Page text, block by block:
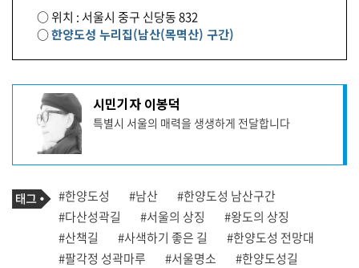
○ 위치 : 서울시 중구 신당동 832
○한양도성 누리집(남산(목멱산) 구간)
프
필
시민기자 이봉덕
특별시 서울의 매력을 생생하게 전달합니다
기
사
관
련
태
그
태
그
#한양도성 #남산
#한양도성 남산구간
#다산성곽길
#서울의 상징
#왕도의 상징
#산책길
#사색하기 좋은 길
#한양도성 전망대
#팔각정 성곽마루
#서울명소 #한양도성길